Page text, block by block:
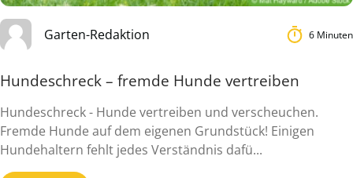
Garten-Redaktion 6 Minuten
Hundeschreck – fremde Hunde vertreiben
Hundeschreck - Hunde vertreiben und verscheuchen.
Fremde Hunde auf dem eigenen Grundstück! Einigen
Hundehaltern fehlt jedes Verständnis dafü...